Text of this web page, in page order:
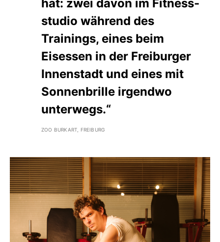
hat: zwei davon im Fitness­
studio während des
Trainings, eines beim
Eisessen in der Freiburger
Innenstadt und eines mit
Sonnenbrille irgendwo
unterwegs.“
ZOO BURKART, FREIBURG